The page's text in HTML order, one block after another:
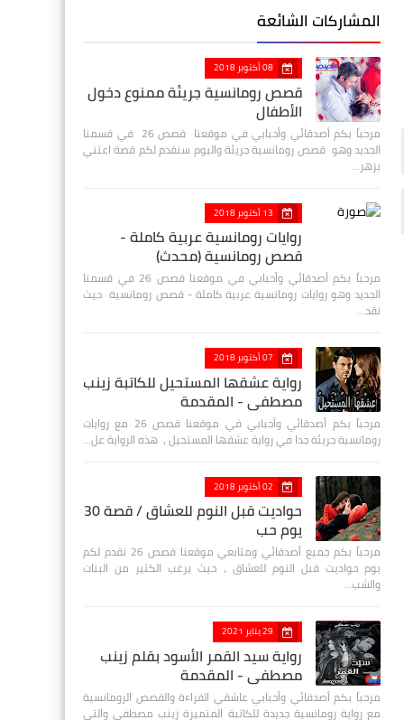
المشاركات الشائعة
08 أكتوبر 2018
قصص رومانسية جريئة ممنوع دخول
الأطفال
مرحباً بكم أصدقائي وأحبابي في موقعنا قصص 26 في قسمنا
الجديد وهو قصص رومانسية جريئة واليوم سنقدم لكم قصة اعتني
بزهر…
13 أكتوبر 2018
روايات رومانسية عربية كاملة -
قصص رومانسية (محدث)
مرحباً بكم أصدقائي وأحبابي في موقعنا قصص 26 في قسمنا
الجديد وهو روايات رومانسية عربية كاملة - قصص رومانسية حيث
نقد…
07 أكتوبر 2018
رواية عشقها المستحيل للكاتبة زينب
مصطفي - المقدمة
مرحباً بكم أصدقائي وأحبابي في موقعنا قصص 26 مع روايات
رومانسية جريئة جدا في رواية عشقها المستحيل ، هذه الرواية عل…
02 أكتوبر 2018
حواديت قبل النوم للعشاق / قصة 30
يوم حب
مرحباً بكم جميع أصدقائي ومتابعي موقعنا قصص 26 نقدم لكم
يوم حواديت قبل النوم للعشاق ، حيث يرغب الكثير من البنات
والشب…
29 يناير 2021
رواية سيد القمر الأسود بقلم زينب
مصطفي - المقدمة
مرحباً بكم أصدقائي وأحبابي عاشقي القراءة والقصص الرومانسية
مع رواية رومانسية جديدة للكاتبة المتميزة زينب مصطفى والتي